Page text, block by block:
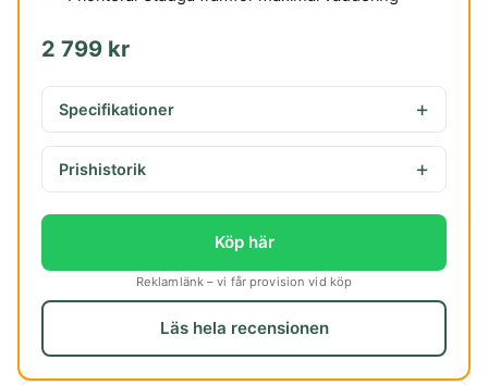
2 799 kr
Specifikationer
Prishistorik
Köp här
Reklamlänk – vi får provision vid köp
Läs hela recensionen